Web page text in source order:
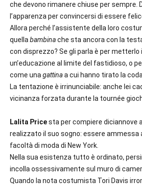
che devono rimanere chiuse per sempre.
l’apparenza per convincersi di essere
Allora perché l’assistente della loro
quella bambinache sta ancora con la
con disprezzo? Se gli parla è per metterlo
un’educazione al limite del fastidioso, o
come una gattinaa cui hanno tirato la coda.
La tentazione è irrinunciabile: anche lei
vicinanza forzata durante la tournée
Lalita Pricesta per compiere diciannove
realizzato il suo sogno: essere ammessa
facoltà di moda di New York.
Nella sua esistenza tutto è ordinato,
incolla ossessivamente sul muro di
Quando la nota costumista Tori Davis